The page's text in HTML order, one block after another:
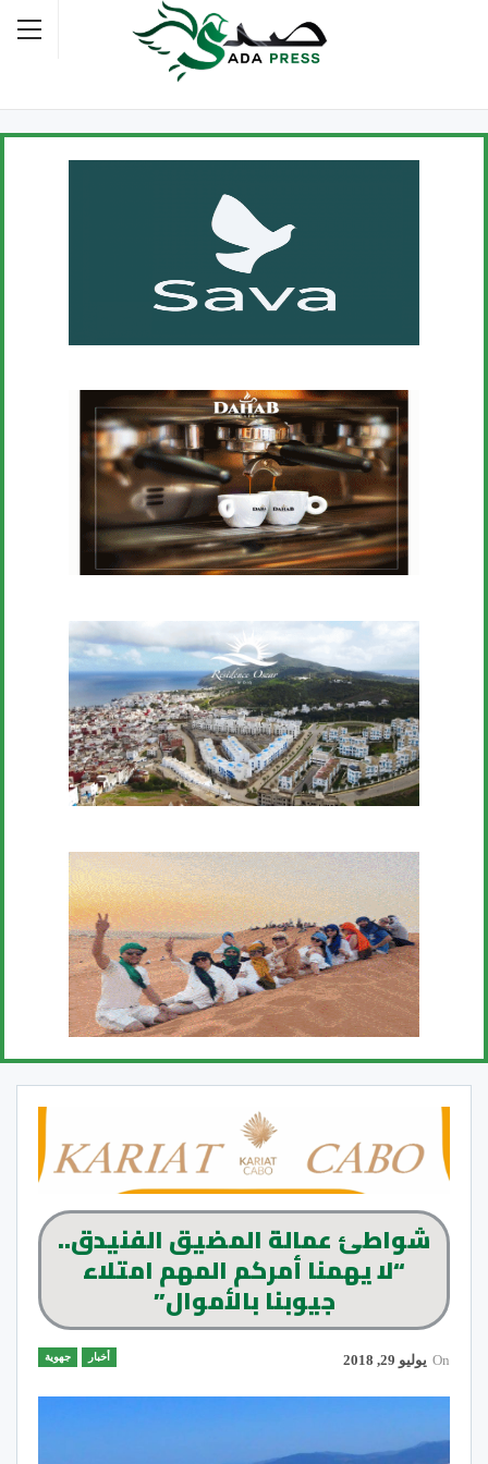
شواطئ عمالة المضيق الفنيدق..
“لا يهمنا أمركم المهم امتلاء
جيوبنا بالأموال”
أخبار جهوية On يوليو 29, 2018